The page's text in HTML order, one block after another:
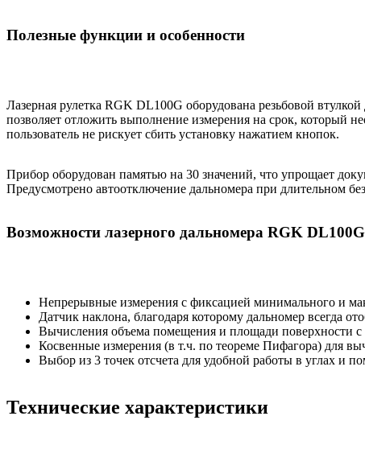
Полезные функции и особенности
Лазерная рулетка RGK DL100G оборудована резьбовой
позволяет отложить выполнение измерения на срок, который
пользователь не рискует сбить установку нажатием кнопок.
Прибор оборудован памятью на 30 значений, что упрощает
Предусмотрено автоотключение дальномера при длительном
Возможности лазерного дальномера RGK
Непрерывные измерения с фиксацией минимального и
Датчик наклона, благодаря которому дальномер всегда
Вычисления объема помещения и площади поверхности
Косвенные измерения (в т.ч. по теореме Пифагора) для
Выбор из 3 точек отсчета для удобной работы в углах и
Технические характеристики